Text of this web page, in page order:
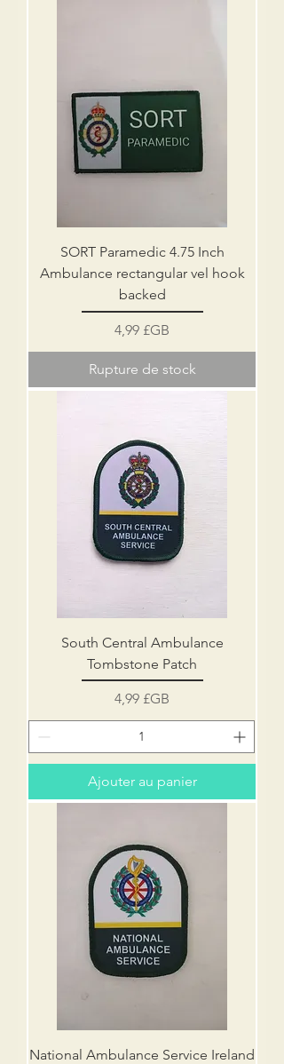
SORT Paramedic 4.75 Inch
Ambulance rectangular vel hook
backed
Prix
4,99 £GB
Rupture de stock
South Central Ambulance
Tombstone Patch
Prix
4,99 £GB
Ajouter au panier
National Ambulance Service Ireland